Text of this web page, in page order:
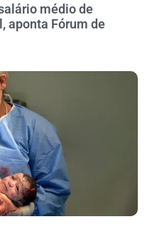
médio de
aponta Fórum de